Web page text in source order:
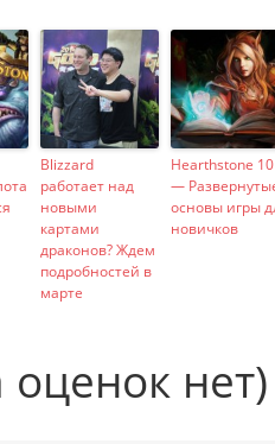
Blizzard
работает над
новыми
картами
драконов? Ждем
подробностей в
марте
Hearthstone
—
основы игры
новичков
оценок нет)